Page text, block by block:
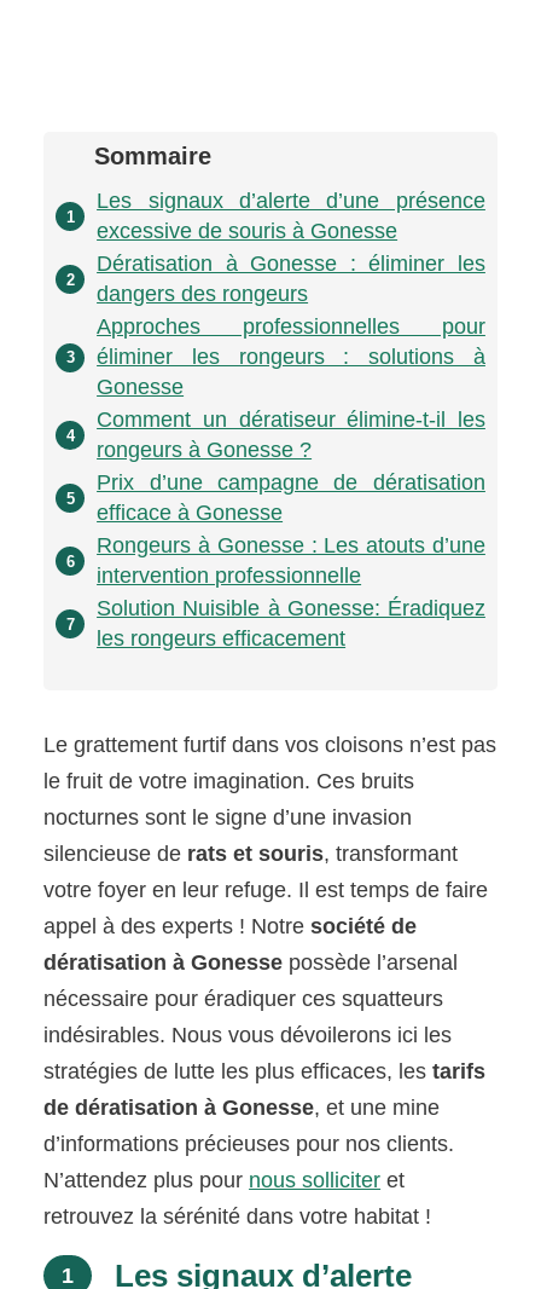
Sommaire
1
Les signaux d’alerte d’une présence
excessive de souris à Gonesse
2
Dératisation à Gonesse : éliminer les
dangers des rongeurs
3
Approches professionnelles pour
éliminer les rongeurs : solutions à
Gonesse
4
Comment un dératiseur élimine-t-il les
rongeurs à Gonesse ?
5
Prix d’une campagne de dératisation
efficace à Gonesse
6
Rongeurs à Gonesse : Les atouts d’une
intervention professionnelle
7
Solution Nuisible à Gonesse: Éradiquez
les rongeurs efficacement
Le grattement furtif dans vos cloisons n’est pas
le fruit de votre imagination. Ces bruits
nocturnes sont le signe d’une invasion
silencieuse de rats et souris, transformant
votre foyer en leur refuge. Il est temps de faire
appel à des experts ! Notresociété de
dératisation à Gonesse possède l’arsenal
nécessaire pour éradiquer ces squatteurs
indésirables. Nous vous dévoilerons ici les
stratégies de lutte les plus efficaces, lestarifs
de dératisation à Gonesse, et une mine
d’informations précieuses pour nos clients.
N’attendez plus pour nous solliciter et
retrouvez la sérénité dans votre habitat !
1
Les signaux d’alerte